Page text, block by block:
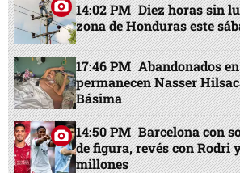
14:02 PM Diez horas sin
zona de Honduras este
17:46 PM Abandonados
permanecen Nasser
Básima
14:50 PM Barcelona con
de figura, revés con Rodri
millones